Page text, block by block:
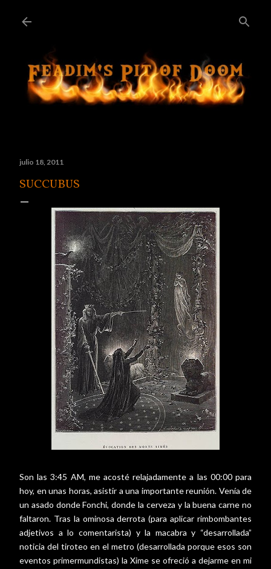
julio 18, 2011
SUCCUBUS
Son las 3:45 AM, me acosté relajadamente a las 00:00 para
hoy, en unas horas, asistir a una importante reunión. Venía de
un asado donde Fonchi, donde la cerveza y la buena carne no
faltaron. Tras la ominosa derrota (para aplicar rimbombantes
adjetivos a lo comentarista) y la macabra y “desarrollada”
noticia del tiroteo en el metro (desarrollada porque esos son
eventos primermundistas) la Xime se ofreció a dejarme en mi